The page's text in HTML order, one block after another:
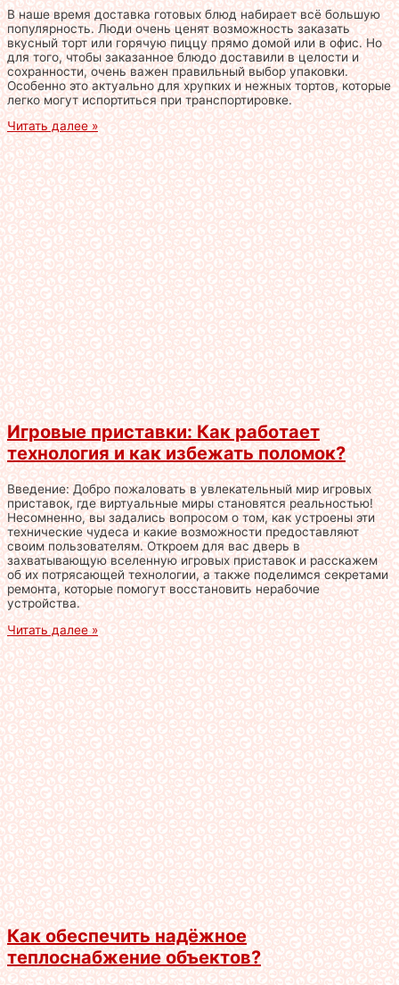
В наше время доставка готовых блюд набирает всё большую
популярность. Люди очень ценят возможность заказать
вкусный торт или горячую пиццу прямо домой или в офис. Но
для того, чтобы заказанное блюдо доставили в целости и
сохранности, очень важен правильный выбор упаковки.
Особенно это актуально для хрупких и нежных тортов, которые
легко могут испортиться при транспортировке.
Читать далее »
Игровые приставки: Как работает
технология и как избежать поломок?
Введение: Добро пожаловать в увлекательный мир игровых
приставок, где виртуальные миры становятся реальностью!
Несомненно, вы задались вопросом о том, как устроены эти
технические чудеса и какие возможности предоставляют
своим пользователям. Откроем для вас дверь в
захватывающую вселенную игровых приставок и расскажем
об их потрясающей технологии, а также поделимся секретами
ремонта, которые помогут восстановить нерабочие
устройства.
Читать далее »
Как обеспечить надёжное
теплоснабжение объектов?